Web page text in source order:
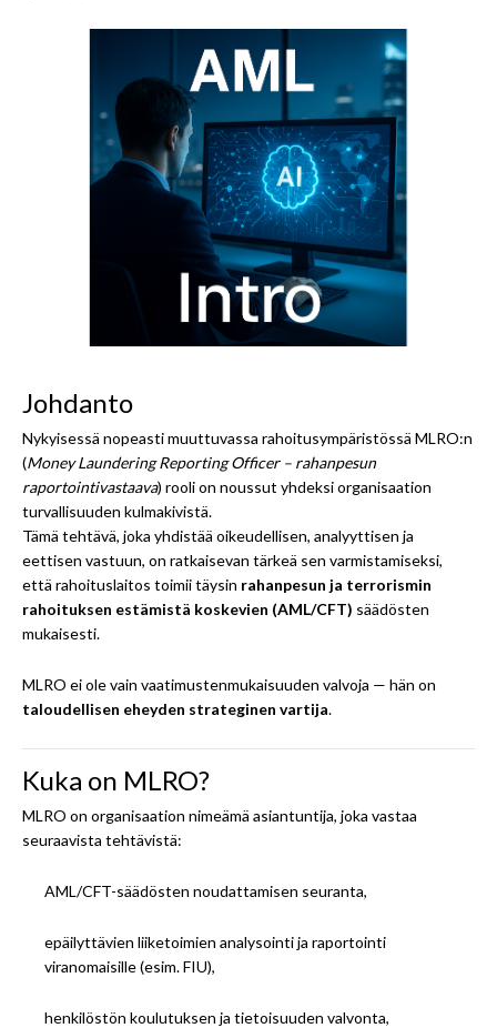
Johdanto
Nykyisessä nopeasti muuttuvassa rahoitusympäristössä MLRO:n
(Money Laundering Reporting Officer – rahanpesun
raportointivastaava) rooli on noussut yhdeksi organisaation
turvallisuuden kulmakivistä.
Tämä tehtävä, joka yhdistää oikeudellisen, analyyttisen ja
eettisen vastuun, on ratkaisevan tärkeä sen varmistamiseksi,
että rahoituslaitos toimii täysin rahanpesun ja terrorismin
rahoituksen estämistä koskevien (AML/CFT) säädösten
mukaisesti.
MLRO ei ole vain vaatimustenmukaisuuden valvoja — hän on
taloudellisen eheyden strateginen vartija.
Kuka on MLRO?
MLRO on organisaation nimeämä asiantuntija, joka vastaa
seuraavista tehtävistä:
AML/CFT-säädösten noudattamisen seuranta,
epäilyttävien liiketoimien analysointi ja raportointi
viranomaisille (esim. FIU),
henkilöstön koulutuksen ja tietoisuuden valvonta,